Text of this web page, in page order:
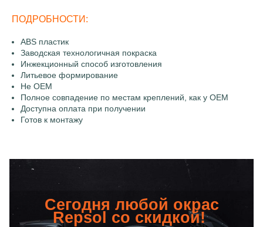
ПОДРОБНОСТИ:
ABS пластик
Заводская технологичная покраска
Инжекционный способ изготовления
Литьевое формирование
Не OEM
Полное совпадение по местам креплений, как у OEM
Доступна оплата при получении
Готов к монтажу
Сегодня любой окрас
Repsol со скидкой!